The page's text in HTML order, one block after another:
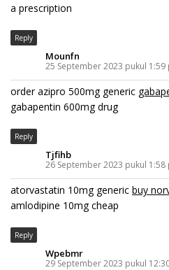
a prescription
Reply
Mounfn
25 September 2023 pukul 1:59
order azipro 500mg generic
gabapentin 600mg drug
Reply
Tjfihb
26 September 2023 pukul 1:58
atorvastatin 10mg generic buy
amlodipine 10mg cheap
Reply
Wpebmr
29 September 2023 pukul